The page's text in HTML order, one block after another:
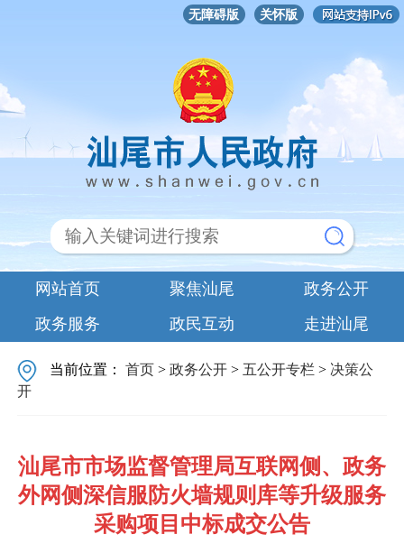
无障碍版 关怀版
网站首页 聚焦汕尾
政务公开
政务服务
政民互动 走进汕尾
当前位置：首页 >政务公开 > 五公开专栏 > 决策公
开
汕尾市市场监督管理局互联网侧、政务
外网侧深信服防火墙规则库等升级服务
采购项目中标成交公告